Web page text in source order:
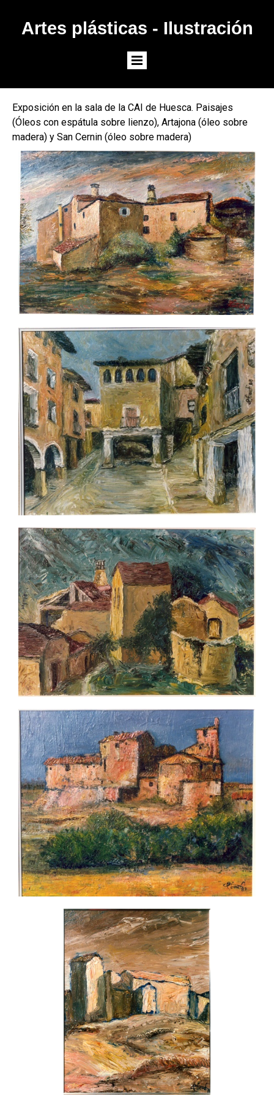
Artes plásticas - Ilustración
Exposición en la sala de la CAI de Huesca. Paisajes
(Óleos con espátula sobre lienzo), Artajona (óleo sobre
madera) y San Cernin (óleo sobre madera)